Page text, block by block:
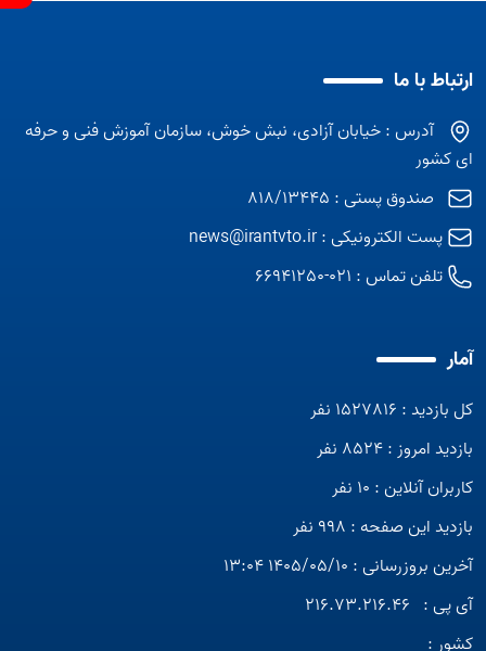
ارتباط با ما
آدرس : خیابان آزادی، نبش خوش، سازمان آموزش فنی و حرفه
ای کشور
صندوق پستی : 818/13445
پست الکترونیکی :news@irantvto.ir
تلفن تماس : 021-66941250
آمار
کل بازدید : 1527816 نفر
بازدید امروز : 8524 نفر
کاربران آنلاین : 10 نفر
بازدید این صفحه : 998 نفر
آخرین بروزرسانی : 1405/05/10 13:04
آی پی : 216.73.216.46
کشور :